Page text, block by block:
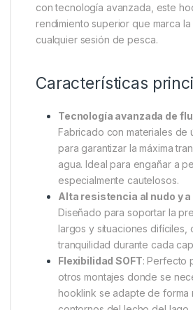
con tecnología avanzada, este
rendimiento superior que marca
cualquier sesión de pesca.
Características
Tecnología avanzada de
Fabricado con materiales de
para garantizar la máxima
agua. Ideal para engañar a
especialmente cautelosos.
Alta resistencia al nudo y
Diseñado para soportar la
largos y situaciones difíciles,
tranquilidad durante cada
Flexibilidad SOFT: Perfecto
otros montajes donde se
hooklink se adapte de forma